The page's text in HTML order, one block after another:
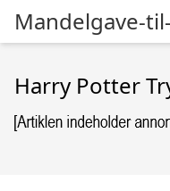
Mandelgave-
Harry Potter